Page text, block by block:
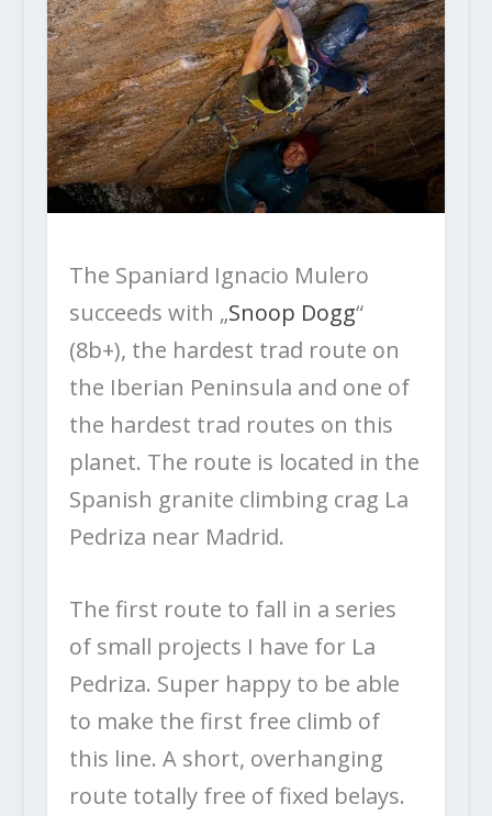
The Spaniard Ignacio Mulero
succeeds with „Snoop Dogg“
(8b+), the hardest trad route on
the Iberian Peninsula and one of
the hardest trad routes on this
planet. The route is located in the
Spanish granite climbing crag La
Pedriza near Madrid.
The first route to fall in a series
of small projects I have for La
Pedriza. Super happy to be able
to make the first free climb of
this line. A short, overhanging
route totally free of fixed belays.